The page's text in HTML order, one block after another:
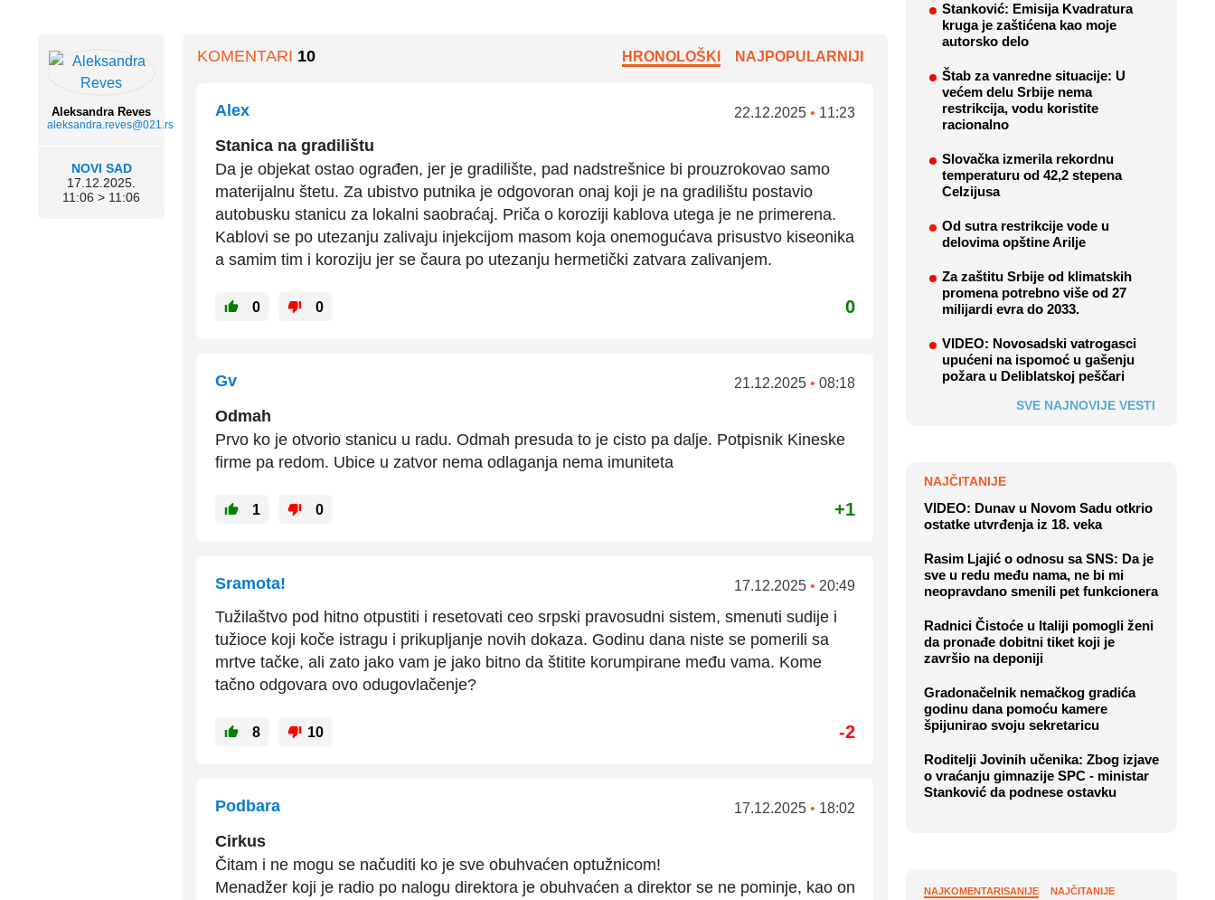
Aleksandra Reves
aleksandra.reves@021.rs
NOVI SAD
17.12.2025.
11:06 > 11:06
KOMENTARI 10 HRONOLOŠKI NAJPOPULARNIJI
Alex 22.12.2025 • 11:23
Stanica na gradilištu
Da je objekat ostao ograđen, jer je gradilište, pad nadstrešnice bi prouzrokovao samo
materijalnu štetu. Za ubistvo putnika je odgovoran onaj koji je na gradilištu postavio
autobusku stanicu za lokalni saobraćaj. Priča o koroziji kablova utega je ne primerena.
Kablovi se po utezanju zalivaju injekcijom masom koja onemogućava prisustvo kiseonika
a samim tim i koroziju jer se čaura po utezanju hermetički zatvara zalivanjem.
0 0 0
Gv 21.12.2025 • 08:18
Odmah
Prvo ko je otvorio stanicu u radu. Odmah presuda to je cisto pa dalje. Potpisnik Kineske
firme pa redom. Ubice u zatvor nema odlaganja nema imuniteta
1 0 +1
Sramota! 17.12.2025 • 20:49
Tužilaštvo pod hitno otpustiti i resetovati ceo srpski pravosudni sistem, smenuti sudije i
tužioce koji koče istragu i prikupljanje novih dokaza. Godinu dana niste se pomerili sa
mrtve tačke, ali zato jako vam je jako bitno da štitite korumpirane među vama. Kome
tačno odgovara ovo odugovlačenje?
8 10 -2
Podbara 17.12.2025 • 18:02
Cirkus
Čitam i ne mogu se načuditi ko je sve obuhvaćen optužnicom!
Menadžer koji je radio po nalogu direktora je obuhvaćen a direktor se ne pominje, kao on
Stanković: Emisija Kvadratura
kruga je zaštićena kao moje
autorsko delo
Štab za vanredne situacije: U
većem delu Srbije nema
restrikcija, vodu koristite
racionalno
Slovačka izmerila rekordnu
temperaturu od 42,2 stepena
Celzijusa
Od sutra restrikcije vode u
delovima opštine Arilje
Za zaštitu Srbije od klimatskih
promena potrebno više od 27
milijardi evra do 2033.
VIDEO: Novosadski vatrogasci
upućeni na ispomoć u gašenju
požara u Deliblatskoj peščari
SVE NAJNOVIJE VESTI
NAJČITANIJE
VIDEO: Dunav u Novom Sadu otkrio
ostatke utvrđenja iz 18. veka
Rasim Ljajić o odnosu sa SNS: Da je
sve u redu među nama, ne bi mi
neopravdano smenili pet funkcionera
Radnici Čistoće u Italiji pomogli ženi
da pronađe dobitni tiket koji je
završio na deponiji
Gradonačelnik nemačkog gradića
godinu dana pomoću kamere
špijunirao svoju sekretaricu
Roditelji Jovinih učenika: Zbog izjave
o vraćanju gimnazije SPC - ministar
Stanković da podnese ostavku
NAJKOMENTARISANIJE NAJČITANIJE